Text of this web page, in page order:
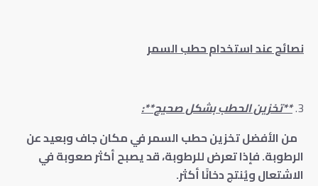
نصائح عند استخدام حطب السمر
**تخزين الحطب بشكل صحيح**:
من الأفضل تخزين حطب السمر في مكان جاف وبعيد عن
الرطوبة. فإذا تعرض للرطوبة، قد يصبح أكثر صعوبة في
الاشتعال ويُنتج دخانًا أكثر.